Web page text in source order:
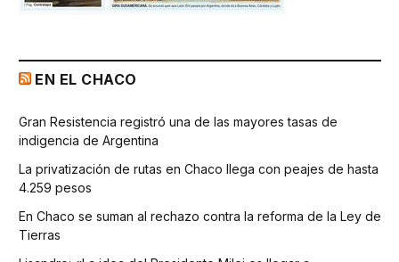
EN EL CHACO
Gran Resistencia registró una de las mayores tasas de
indigencia de Argentina
La privatización de rutas en Chaco llega con peajes de hasta
4.259 pesos
En Chaco se suman al rechazo contra la reforma de la Ley de
Tierras